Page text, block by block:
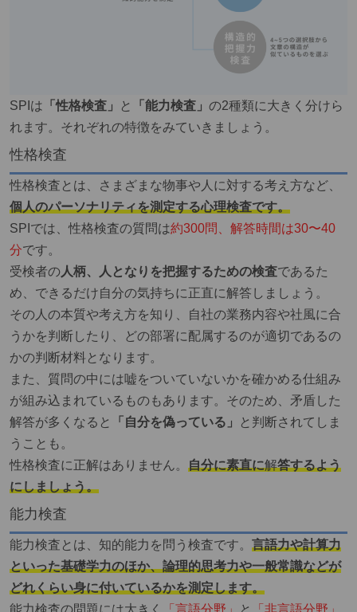
SPIは 「性格検査」 と 「能力検査」 の2種類に大きく分けら
れます。それぞれの特徴をみていきましょう。
性格検査
性格検査とは、さまざまな物事や人に対する考え方など、
個人のパーソナリティを測定する心理検査です。
SPIでは、性格検査の質問は約300問、解答時間は30〜40
分です。
受検者の人柄、人となりを把握するための検査であるた
め、できるだけ自分の気持ちに正直に解答しましょう。
その人の本質や考え方を知り、自社の業務内容や社風に合
うかを判断したり、どの部署に配属するのが適切であるの
かの判断材料となります。
また、質問の中には嘘をついていないかを確かめる仕組み
が組み込まれているものもあります。そのため、矛盾した
解答が多くなると
「自分を偽っている」
と判断されてしま
うことも。
性格検査に正解はありません。 自分に素直に解答するよう
にしましょう。
能力検査
能力検査とは、知的能力を問う検査です。 言語力や計算力
といった基礎学力のほか、論理的思考力や一般常識などが
どれくらい身に付いているかを測定します。
能力検査の問題には大きく
「言語分野」 と 「非言語分野」